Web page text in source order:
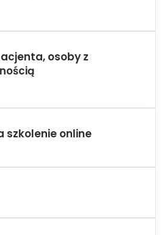
osoby z
szkolenie online